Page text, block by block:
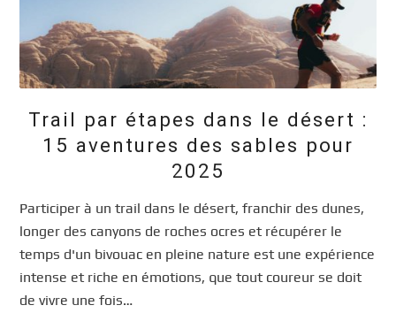
Trail par étapes dans le désert :
15 aventures des sables pour
2025
Participer à un trail dans le désert, franchir des dunes,
longer des canyons de roches ocres et récupérer le
temps d'un bivouac en pleine nature est une expérience
intense et riche en émotions, que tout coureur se doit
de vivre une fois…